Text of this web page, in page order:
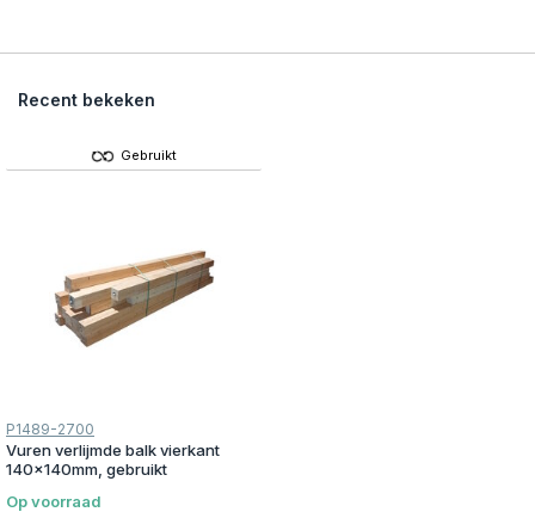
Recent bekeken
Gebruikt
P1489-2700
Vuren verlijmde balk vierkant
140x140mm, gebruikt
Op voorraad